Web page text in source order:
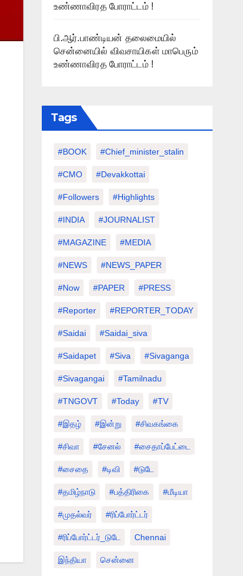
உண்ணாவிரத போராட்டம் !
பி.ஆர்.பாண்டியன் தலைமையில்
சென்னையில் விவசாயிகள் மாபெரும்
உண்ணாவிரத போராட்டம் !
Tags
#BOOK #chief_minister_stalin
#CMO #devakkottai
#followers #highlights
#INDIA #JOURNALIST
#MAGAZINE #MEDIA
#NEWS #NEWS_PAPER
#Now #PAPER #PRESS
#Reporter #REPORTER_TODAY
#saidai #saidai_siva
#saidapet #Siva #Sivaganga
#sivagangai #tamilnadu
#TNGOVT #today #TV
#இதழ் #இன்று #சிவகங்கை
#சிவா #சேனல் #சைதாப்பேட்டை
#சைதை #டிவி #டுடே
#தமிழ்நாடு #பத்திரிகை #மீடியா
#முதல்வர் #ரிப்போர்ட்டர்
#ரிப்போர்ட்டர்_டுடே Chennai
இந்தியா சென்னை